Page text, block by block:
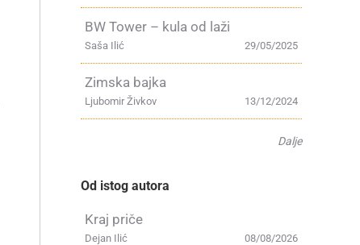
BW Tower – kula od laži
29/05/2025
Saša Ilić
Zimska bajka
13/12/2024
Ljubomir Živkov
Dalje
Od istog autora
Kraj priče
08/08/2026
Dejan Ilić